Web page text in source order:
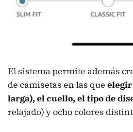
El sistema permite además
de camisetas en las que elegir
larga), el cuello, el tipo de
relajado) y ocho colores